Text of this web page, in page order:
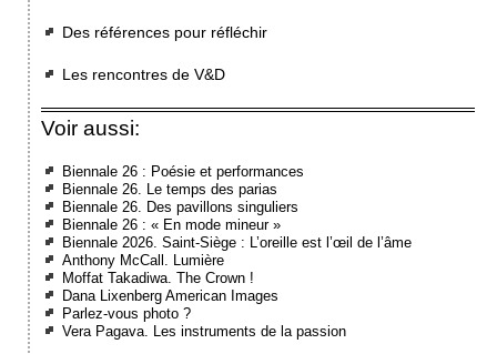
Des références pour réfléchir
Les rencontres de V&D
Voir aussi:
Biennale 26 : Poésie et performances
Biennale 26. Le temps des parias
Biennale 26. Des pavillons singuliers
Biennale 26 : « En mode mineur »
Biennale 2026. Saint-Siège : L’oreille est l’œil de l’âme
Anthony McCall. Lumière
Moffat Takadiwa. The Crown !
Dana Lixenberg American Images
Parlez-vous photo ?
Vera Pagava. Les instruments de la passion